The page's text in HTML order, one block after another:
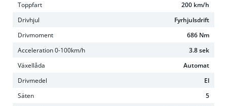
Toppfart
200 km/h
Drivhjul
Fyrhjulsdrift
Drivmoment
686 Nm
Acceleration 0-100km/h
3.8 sek
Växellåda
Automat
Drivmedel
El
Säten
5